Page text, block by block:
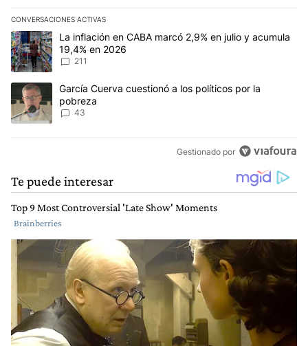
CONVERSACIONES ACTIVAS
Este listado muestra los artículos con más comentarios en los
Un artículo de tendencia con el título "La inflación en CABA
La inflación en CABA marcó 2,9% en julio y acumula
19,4% en 2026
211
Un artículo de tendencia con el título "García Cuerva cuestionó
García Cuerva cuestionó a los políticos por la
pobreza
43
Gestionado por